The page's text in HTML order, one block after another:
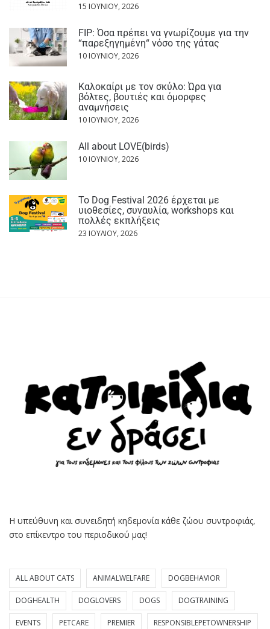
15 ΙΟΥΝΊΟΥ, 2026
FIP: Όσα πρέπει να γνωρίζουμε για την
“παρεξηγημένη“ νόσο της γάτας
10 ΙΟΥΝΊΟΥ, 2026
Καλοκαίρι με τον σκύλο: Ώρα για
βόλτες, βουτιές και όμορφες
αναμνήσεις
10 ΙΟΥΝΊΟΥ, 2026
All about LOVE(birds)
10 ΙΟΥΝΊΟΥ, 2026
Το Dog Festival 2026 έρχεται με
υιοθεσίες, συναυλία, workshops και
πολλές εκπλήξεις
23 ΙΟΥΛΊΟΥ, 2026
Η υπεύθυνη και συνειδητή κηδεμονία κάθε ζώου συντροφιάς,
στο επίκεντρο του περιοδικού μας!
ALL ABOUT CATS ANIMALWELFARE DOGBEHAVIOR
DOGHEALTH DOGLOVERS DOGS DOGTRAINING
EVENTS PETCARE PREMIER RESPONSIBLEPETOWNERSHIP